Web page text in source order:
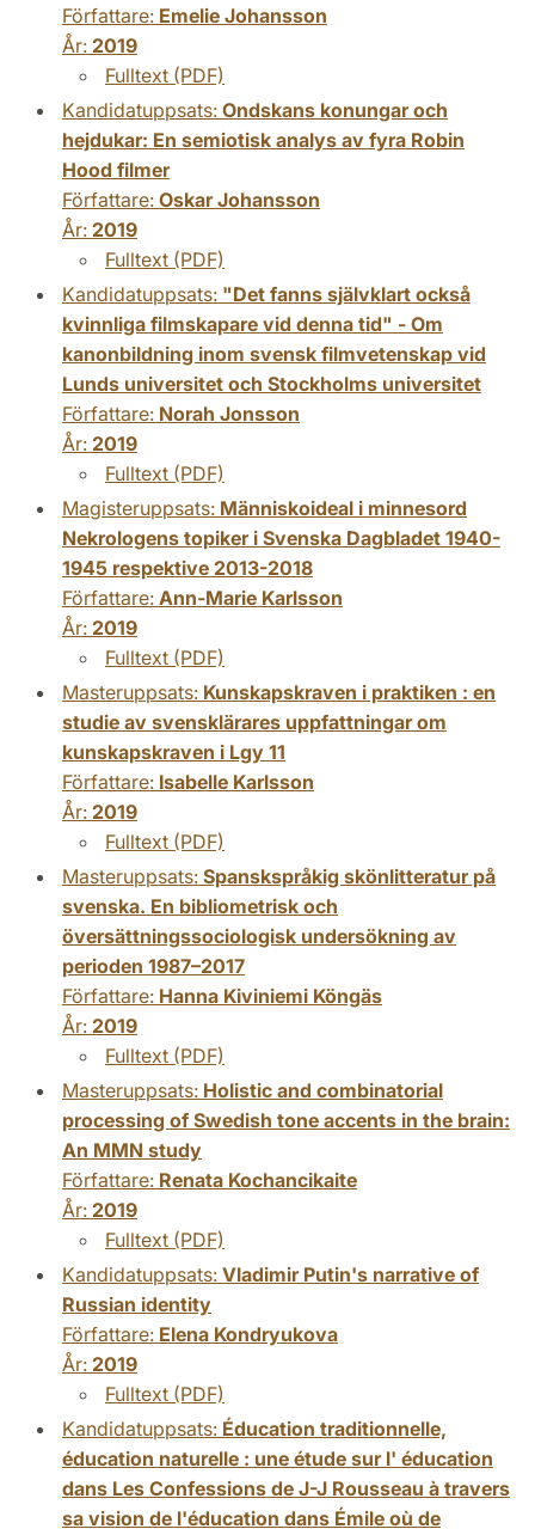
Författare: Emelie Johansson
År: 2019
Fulltext (PDF)
Kandidatuppsats: Ondskans konungar och
hejdukar: En semiotisk analys av fyra Robin
Hood filmer
Författare: Oskar Johansson
År: 2019
Fulltext (PDF)
Kandidatuppsats: "Det fanns självklart också
kvinnliga filmskapare vid denna tid" - Om
kanonbildning inom svensk filmvetenskap vid
Lunds universitet och Stockholms universitet
Författare: Norah Jonsson
År: 2019
Fulltext (PDF)
Magisteruppsats: Människoideal i minnesord
Nekrologens topiker i Svenska Dagbladet 1940-
1945 respektive 2013-2018
Författare: Ann-Marie Karlsson
År: 2019
Fulltext (PDF)
Masteruppsats: Kunskapskraven i praktiken : en
studie av svensklärares uppfattningar om
kunskapskraven i Lgy 11
Författare: Isabelle Karlsson
År: 2019
Fulltext (PDF)
Masteruppsats: Spanskspråkig skönlitteratur på
svenska. En bibliometrisk och
översättningssociologisk undersökning av
perioden 1987–2017
Författare: Hanna Kiviniemi Köngäs
År: 2019
Fulltext (PDF)
Masteruppsats: Holistic and combinatorial
processing of Swedish tone accents in the brain:
An MMN study
Författare: Renata Kochancikaite
År: 2019
Fulltext (PDF)
Kandidatuppsats: Vladimir Putin's narrative of
Russian identity
Författare: Elena Kondryukova
År: 2019
Fulltext (PDF)
Kandidatuppsats: Éducation traditionnelle,
éducation naturelle : une étude sur l' éducation
dans Les Confessions de J-J Rousseau à travers
sa vision de l'éducation dans Émile où de